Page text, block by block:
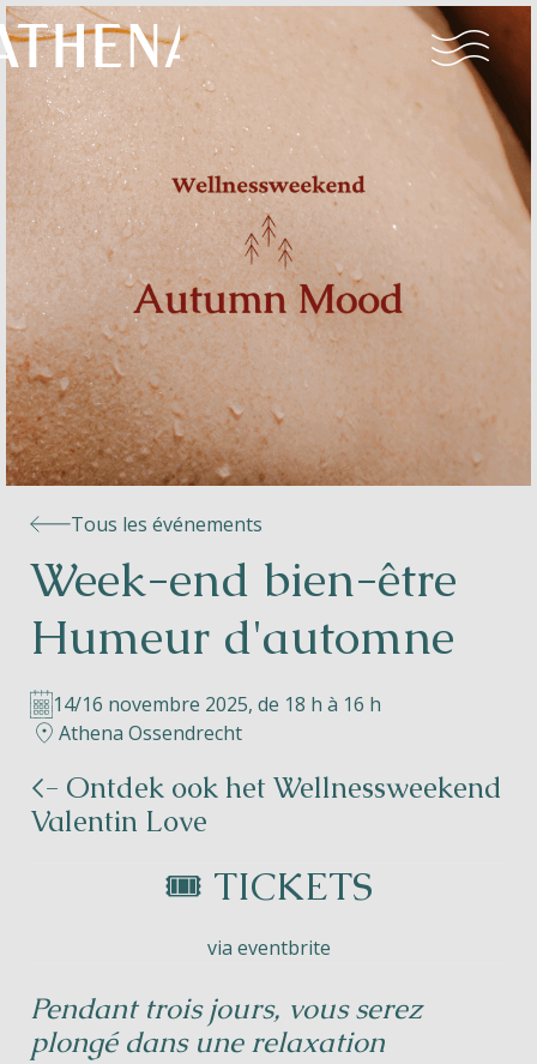
Naturisme
Communauté
Calendrier
Parcs
Le Perron
Helios
Contact
FR NL EN
Apple App Store
Android Play Store
Tous les événements
Week-end bien-être
Humeur d'automne
14/16 novembre 2025, de 18 h à 16 h
Athena Ossendrecht
<- Ontdek ook het Wellnessweekend
Valentin Love
🎟️ TICKETS
via eventbrite
Pendant trois jours, vous serez
plongé dans une relaxation